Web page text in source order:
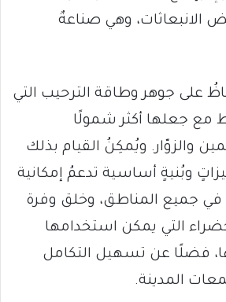
الانبعاثات، وهي صناعةٌ
على جوهر وطاقة الترحيب التي
جعلها أكثر شمولًا
والزوّار. ويُمكِنُ القيام بذلك
وبُنيةٍ أساسية تدعمُ إمكانية
في جميع المناطق، وخلق وفرة
التي يمكن استخدامها
فضلًا عن تسهيل التكامل
المدينة.